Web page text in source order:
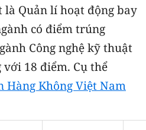
Quản lí hoạt động bay
có điểm trúng
Công nghệ kỹ thuật
18 điểm. Cụ thể
Hàng Không Việt Nam